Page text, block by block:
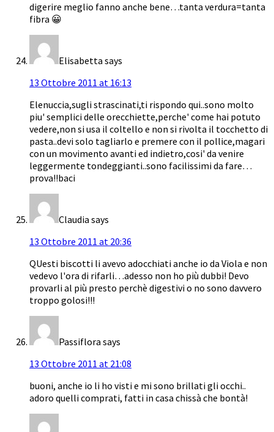
digerire meglio fanno anche bene…tanta verdura=tanta
fibra 😀
Elisabetta says
13 Ottobre 2011 at 16:13
Elenuccia,sugli strascinati,ti rispondo qui..sono molto
piu' semplici delle orecchiette,perche' come hai potuto
vedere,non si usa il coltello e non si rivolta il tocchetto di
pasta..devi solo tagliarlo e premere con il pollice,magari
con un movimento avanti ed indietro,cosi' da venire
leggermente tondeggianti..sono facilissimi da fare…
prova!!baci
Claudia says
13 Ottobre 2011 at 20:36
QUesti biscotti li avevo adocchiati anche io da Viola e non
vedevo l'ora di rifarli…adesso non ho più dubbi! Devo
provarli al più presto perchè digestivi o no sono davvero
troppo golosi!!!
Passiflora says
13 Ottobre 2011 at 21:08
buoni, anche io li ho visti e mi sono brillati gli occhi..
adoro quelli comprati, fatti in casa chissà che bontà!